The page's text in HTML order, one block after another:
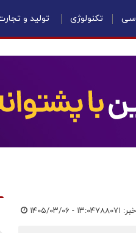
تکنولوژی تولید و
۱۴۰۵/۰۳/۰۶ - ۱۳:۰۴